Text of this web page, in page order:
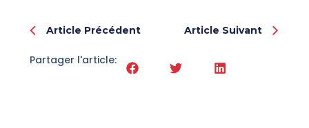
Article Précédent Article Suivant
Partager l'article: